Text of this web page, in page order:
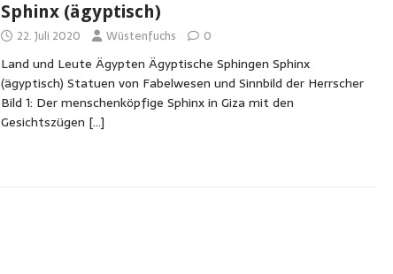
Sphinx (ägyptisch)
22. Juli 2020 Wüstenfuchs 0
Land und Leute Ägypten Ägyptische Sphingen Sphinx
(ägyptisch) Statuen von Fabelwesen und Sinnbild der Herrscher
Bild 1: Der menschenköpfige Sphinx in Giza mit den
Gesichtszügen […]